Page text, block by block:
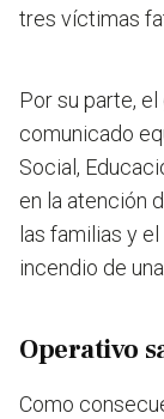
tres víctimas
Por su parte,
comunicado
Social,
en la atención
las familias y
incendio de
Operativo
Como